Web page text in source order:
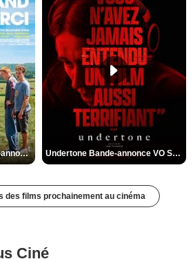
Un grand raccourci Bande-annonce VF Undertone Bande-annonce VO STFR
des films prochainement au cinéma
Ciné